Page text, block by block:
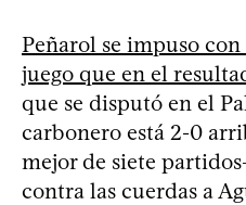
Peñarol se impuso
juego que en el
que se disputó en el
carbonero está 2-0
mejor de siete
contra las cuerdas a